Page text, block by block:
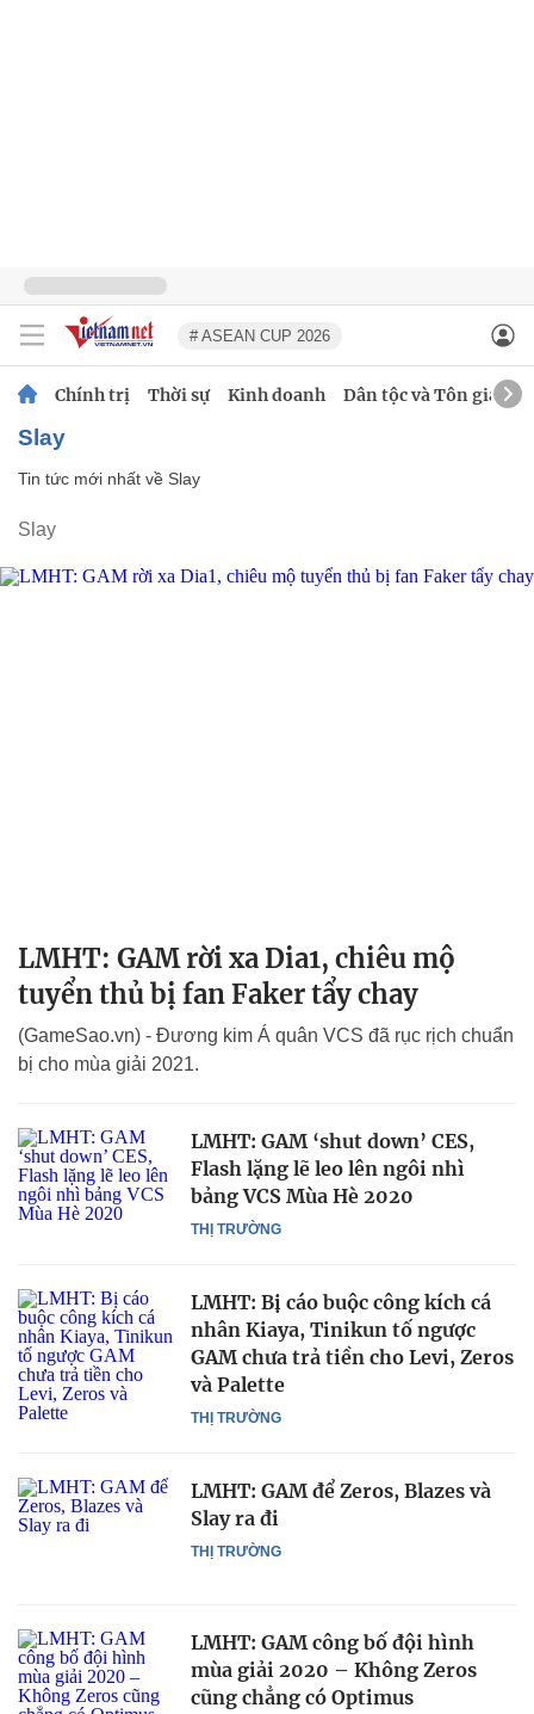
# ASEAN CUP 2026
Chính trị Thời sự Kinh doanh Dân tộc và Tôn giáo
Slay
Tin tức mới nhất về Slay
Slay
LMHT: GAM rời xa Dia1, chiêu mộ
tuyển thủ bị fan Faker tẩy chay
(GameSao.vn) - Đương kim Á quân VCS đã rục rịch chuẩn
bị cho mùa giải 2021.
THỊ TRƯỜNG
LMHT: GAM ‘shut down’ CES,
Flash lặng lẽ leo lên ngôi nhì
bảng VCS Mùa Hè 2020
THỊ TRƯỜNG
LMHT: Bị cáo buộc công kích cá
nhân Kiaya, Tinikun tố ngược
GAM chưa trả tiền cho Levi, Zeros
và Palette
THỊ TRƯỜNG
LMHT: GAM để Zeros, Blazes và
Slay ra đi
LMHT: GAM công bố đội hình
mùa giải 2020 – Không Zeros
cũng chẳng có Optimus